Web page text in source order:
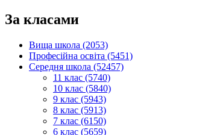
За класами
Вища школа (2053)
Професійна освіта (5451)
Середня школа (52457)
11 клас (5740)
10 клас (5840)
9 клас (5943)
8 клас (5913)
7 клас (6150)
6 клас (5659)